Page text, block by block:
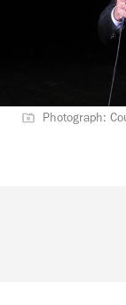
Photograph: